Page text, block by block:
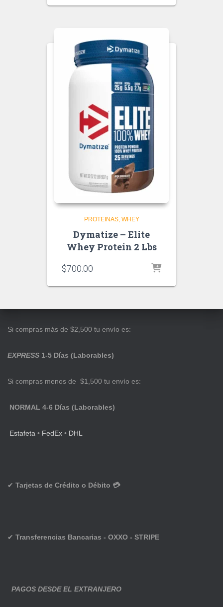
PROTEINAS WHEY
Dymatize – Elite
Whey Protein 2 Lbs
$700.00
Si compras más de $2,500 tu envío es:
EXPRESS 1-5 Días (Laborables)
Si compras menos de $1,500 tu envío es:
NORMAL 4-6 Días (Laborables)
Estafeta • FedEx • DHL
✔ Tarjetas de Crédito o Débito 💳
✔ Transferencias Bancarias - OXXO - STRIPE
PAGOS DESDE EL EXTRANJERO